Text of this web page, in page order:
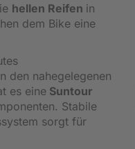
hellen Reifen in
dem Bike eine
den nahegelegenen
es eine Suntour
Stabile
sorgt für